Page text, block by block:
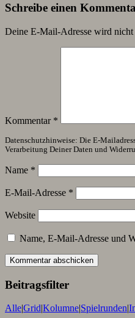
Schreibe einen
Deine E-Mail-Adresse wird
Kommentar *
Datenschutzhinweise: Die E-
Verarbeitung Deiner Daten und
Name *
E-Mail-Adresse *
Website
Name, E-Mail-Adresse und
Beitragsfilter
Alle|Grid|Kolumne|Spielrunden|